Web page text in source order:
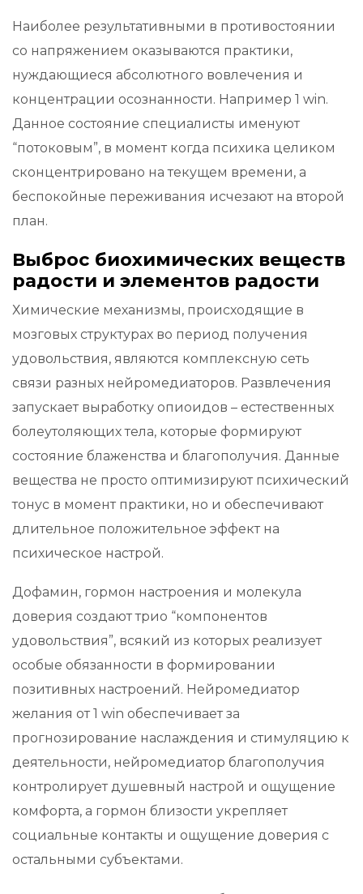
Наиболее результативными в противостоянии
со напряжением оказываются практики,
нуждающиеся абсолютного вовлечения и
концентрации осознанности. Например 1 win.
Данное состояние специалисты именуют
“потоковым”, в момент когда психика целиком
сконцентрировано на текущем времени, а
беспокойные переживания исчезают на второй
план.
Выброс биохимических веществ
радости и элементов радости
Химические механизмы, происходящие в
мозговых структурах во период получения
удовольствия, являются комплексную сеть
связи разных нейромедиаторов. Развлечения
запускает выработку опиоидов – естественных
болеутоляющих тела, которые формируют
состояние блаженства и благополучия. Данные
вещества не просто оптимизируют психический
тонус в момент практики, но и обеспечивают
длительное положительное эффект на
психическое настрой.
Дофамин, гормон настроения и молекула
доверия создают трио “компонентов
удовольствия”, всякий из которых реализует
особые обязанности в формировании
позитивных настроений. Нейромедиатор
желания от 1 win обеспечивает за
прогнозирование наслаждения и стимуляцию к
деятельности, нейромедиатор благополучия
контролирует душевный настрой и ощущение
комфорта, а гормон близости укрепляет
социальные контакты и ощущение доверия с
остальными субъектами.